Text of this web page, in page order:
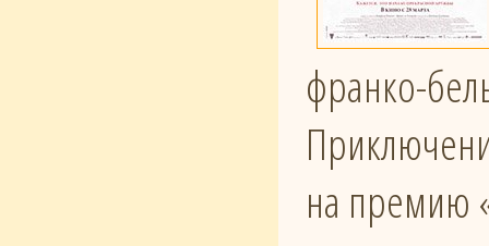
франко-
на премию